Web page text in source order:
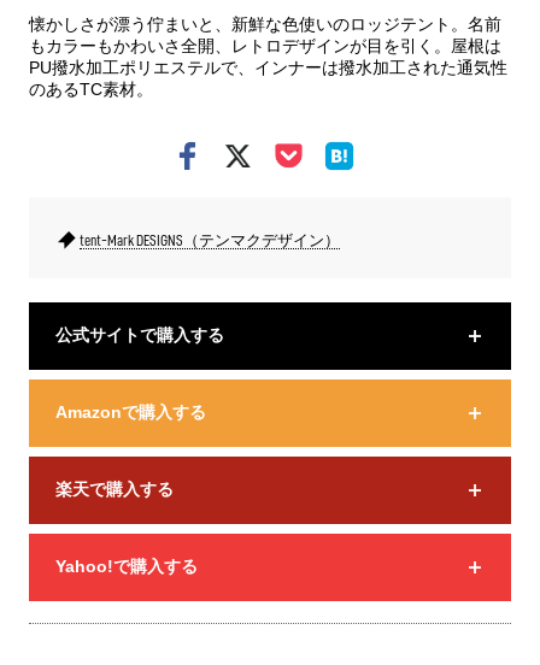
懐かしさが漂う佇まいと、新鮮な色使いのロッジテント。名前
もカラーもかわいさ全開、レトロデザインが目を引く。屋根は
PU撥水加工ポリエステルで、インナーは撥水加工された通気性
のあるTC素材。
tent-Mark DESIGNS（テンマクデザイン）
公式サイトで購入する
Amazonで購入する
楽天で購入する
Yahoo!で購入する